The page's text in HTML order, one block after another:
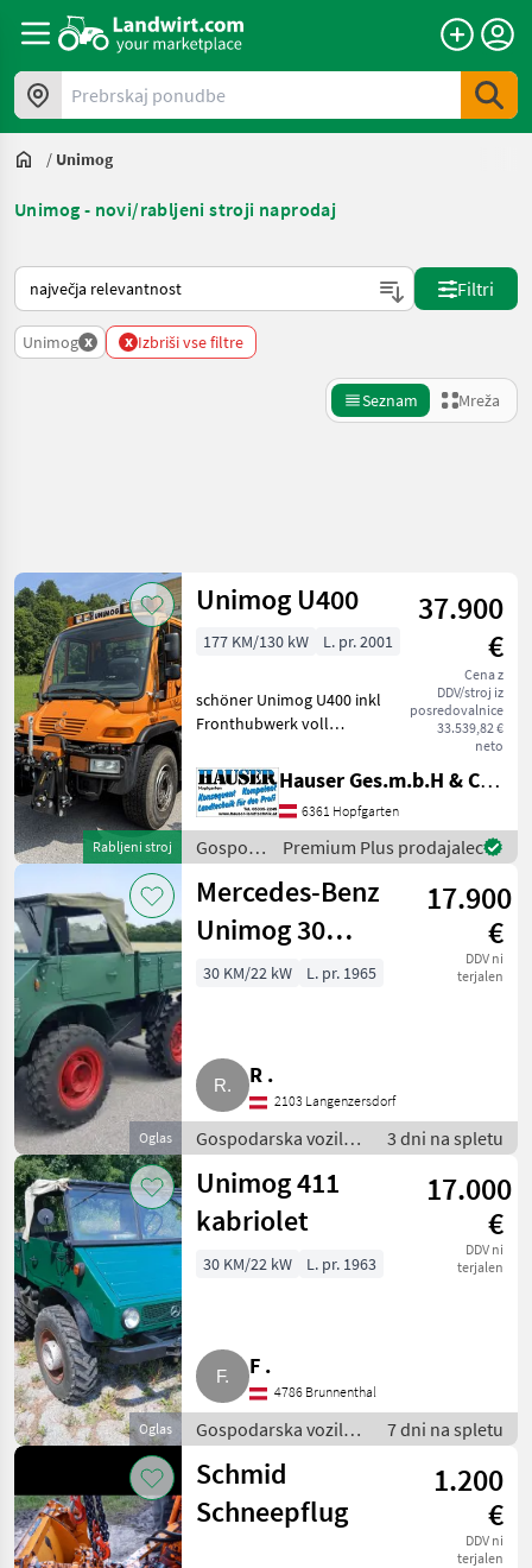
Prebrskaj ponudbe
/ Unimog
Unimog - novi/rabljeni stroji naprodaj
Tako je razvrščeno na Landwirt.com
Filtri
Unimog x x Izbriši vse filtre
Seznam Mreža
Kategorija 1 Država Filtri
TRENUTNA
POT
Unimog
IZBERITE
KATEGORIJO
Osebna vozila / Tovorna vozila / Mopedi
60
Kmetijska tehnika
17
MARKETPLACE
Marketplace
Ponudbe
trgovcev
Ponastavi
Prikaži 77
rezultatov
Rabljeni stroj
Unimog U400
37.900
€
Cena z
DDV/stroj iz
posredovalnice
33.539,82 €
neto
177 KM/130 kW L. pr. 2001
schöner Unimog U400 inkl
Fronthubwerk voll
Reifensatz
Ackerstollenreifen Front
und Heckzapfwelle (wurde
vom Vorbesitzer selber
aufgeba
Hauser Ges.m.b.H & Co.KG
6361 Hopfgarten
Gospodarska
vozila /
Unimog
Premium Plus prodajalec
Oglas
Mercedes-Benz
Unimog 30
Unimog 411 Typ
17.900
€
DDV ni
terjalen
30 KM/22 kW L. pr. 1965
R .
2103 Langenzersdorf
Gospodarska vozila /
Tovornjak
3 dni na spletu
Oglas
Unimog 411
kabriolet
17.000
€
DDV ni
terjalen
30 KM/22 kW L. pr. 1963
F .
4786 Brunnenthal
Gospodarska vozila /
Tovornjak
7 dni na spletu
Schmid
Schneepflug
1.200
€
DDV ni
terjalen